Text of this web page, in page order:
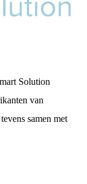
Solution
van
samen met